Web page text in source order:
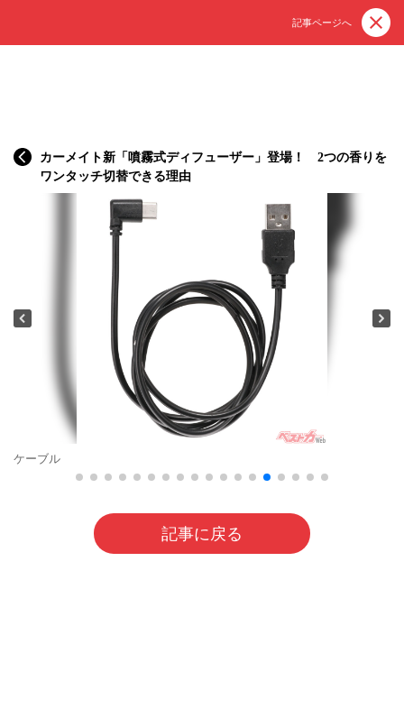
記事ページへ
カーメイト新「噴霧式ディフューザー」登場！ 2つの香りを
ワンタッチ切替できる理由
ケーブル
記事に戻る